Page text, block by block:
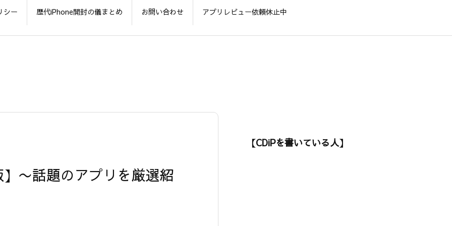
シー 歴代iPhone開封の儀まとめ お問い合わせ アプリレビュー依頼休止中
〜話題のアプリを厳選紹
【CDiPを書いている人】